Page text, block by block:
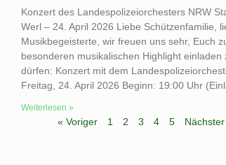
Konzert des Landespolizeiorchesters NRW
Werl – 24. April 2026 Liebe Schützenfamilie,
Musikbegeisterte, wir freuen uns sehr, Euch
besonderen musikalischen Highlight einladen
dürfen: Konzert mit dem
Freitag, 24. April 2026 Beginn: 19:00 Uhr
Weiterlesen »
« Voriger 1 2 3 4 5